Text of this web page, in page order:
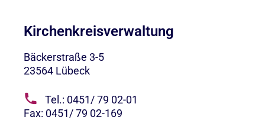
Kirchenkreisverwaltung
Bäckerstraße 3-5
23564 Lübeck
Tel.: 0451/ 79 02-01
Fax: 0451/ 79 02-169